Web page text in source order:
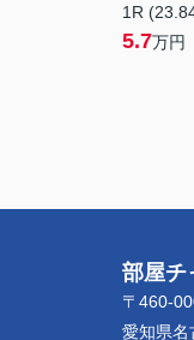
1R
5.7万円
部屋チ
〒460-
愛知県名